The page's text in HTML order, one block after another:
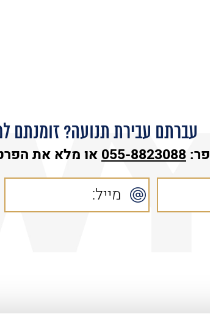
עברתם עבירת תנועה? זומנתם
055-8823088או מלא את